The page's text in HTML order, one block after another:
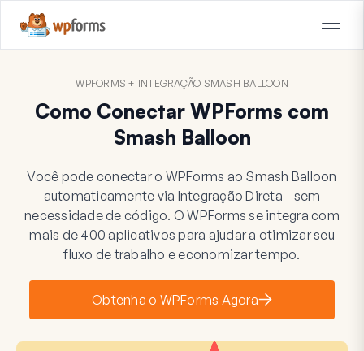
WPFORMS + INTEGRAÇÃO SMASH BALLOON
Como Conectar WPForms com
Smash Balloon
Você pode conectar o WPForms ao Smash Balloon
automaticamente via Integração Direta - sem
necessidade de código. O WPForms se integra com
mais de 400 aplicativos para ajudar a otimizar seu
fluxo de trabalho e economizar tempo.
Obtenha o WPForms Agora